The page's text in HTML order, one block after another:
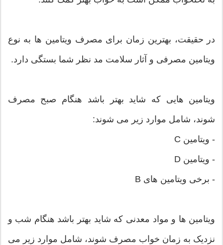
در حقیقت، بهترین زمان برای مصرف ویتامین ها به نوع
ویتامین مصرفی و آثار سلامت مد نظر شما بستگی دارد.
ویتامین هایی که شاید بهتر باشد هنگام صبح مصرف
شوند، شامل موارد زیر می شوند:
- ویتامین C
- ویتامین D
- برخی ویتامین های B
ویتامین ها و مواد معدنی که شاید بهتر باشد هنگام شب و
نزدیک به زمان خواب مصرف شوند، شامل موارد زیر می